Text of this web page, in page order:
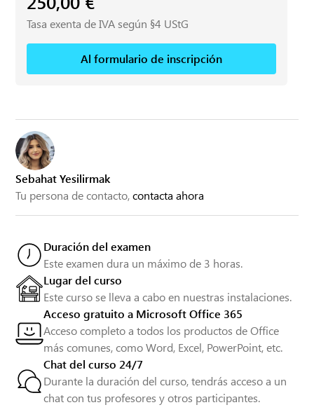
Sebahat Yesilirmak
Tu persona de contacto,contacta ahora
Duración del examen
Este examen dura un máximo de 3 horas.
Lugar del curso
Este curso se lleva a cabo en nuestras instalaciones.
Acceso gratuito a Microsoft Office 365
Acceso completo a todos los productos de Office
más comunes, como Word, Excel, PowerPoint, etc.
Chat del curso 24/7
Durante la duración del curso, tendrás acceso a un
chat con tus profesores y otros participantes.
Tasa exenta de IVA según §4 UStG
Al formulario de inscripción